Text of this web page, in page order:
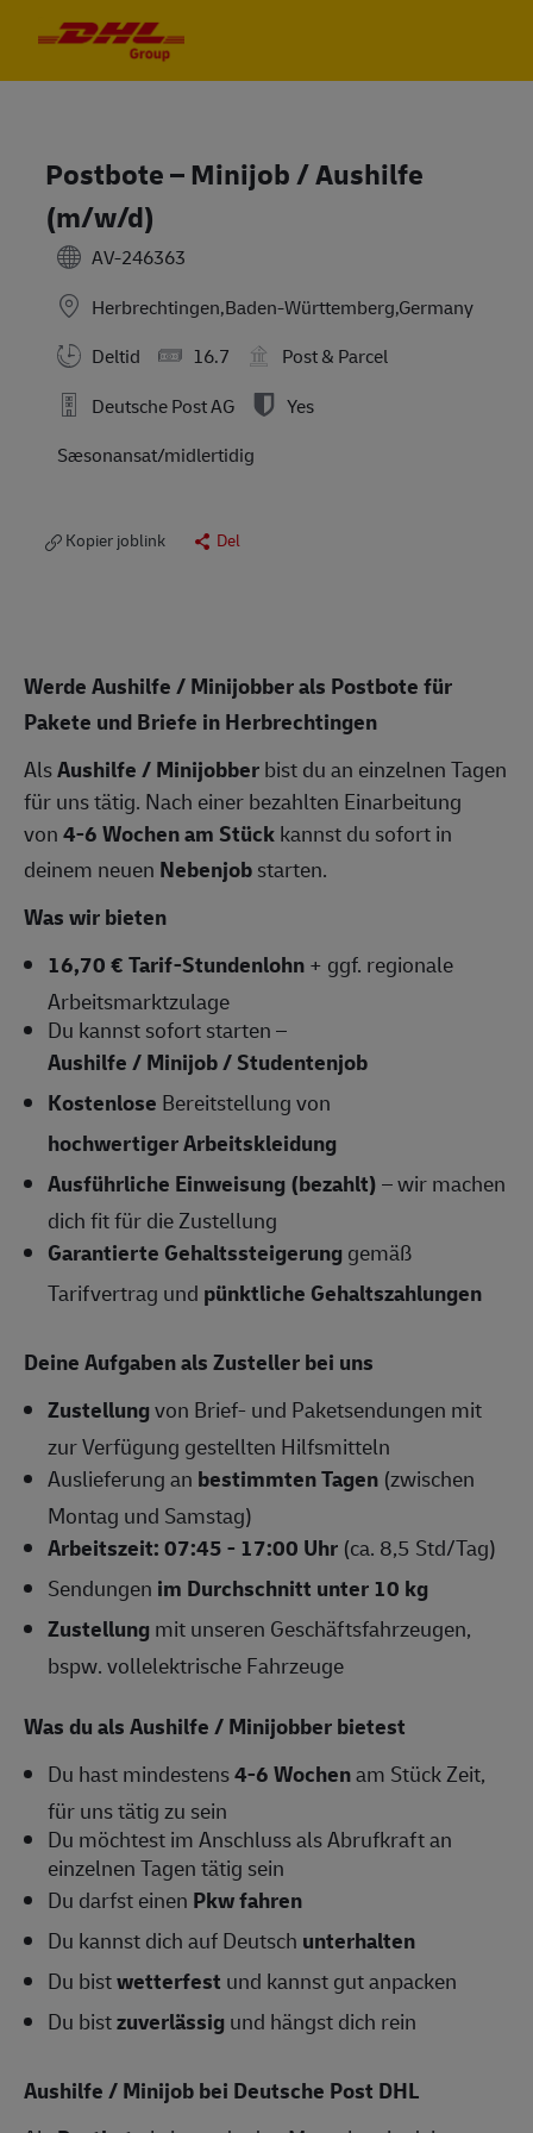
Postbote – Minijob / Aushilfe
(m/w/d)
AV-246363
Herbrechtingen,Baden-Württemberg,Germany
Deltid
16.7
Post & Parcel
Deutsche Post AG
Yes
Sæsonansat/midlertidig
Kopier joblink Del
Werde Aushilfe / Minijobber als Postbote für
Pakete und Briefe in Herbrechtingen
AlsAushilfe / Minijobberbist du an einzelnen Tagen
für uns tätig. Nach einer bezahlten Einarbeitung
von4-6 Wochen am Stückkannst du sofort in
deinem neuen Nebenjobstarten.
Was wir bieten
16,70 € Tarif-Stundenlohn+ ggf. regionale
Arbeitsmarktzulage
Du kannst sofort starten –
Aushilfe / Minijob / Studentenjob
Kostenlose Bereitstellung von
hochwertiger Arbeitskleidung
Ausführliche Einweisung (bezahlt)– wir machen
dich fit für die Zustellung
Garantierte Gehaltssteigerunggemäß
Tarifvertrag und pünktliche Gehaltszahlungen
Deine Aufgaben als Zusteller bei uns
Zustellungvon Brief- und Paketsendungen mit
zur Verfügung gestellten Hilfsmitteln
Auslieferung an bestimmten Tagen (zwischen
Montag und Samstag)
Arbeitszeit: 07:45 - 17:00 Uhr (ca. 8,5 Std/Tag)
Sendungen im Durchschnitt unter 10 kg
Zustellungmit unseren Geschäftsfahrzeugen,
bspw. vollelektrische Fahrzeuge
Was du als Aushilfe / Minijobber bietest
Du hast mindestens4-6Wochenam Stück Zeit,
für uns tätig zu sein
Du möchtest im Anschluss als Abrufkraft an
einzelnen Tagen tätig sein
Du darfst einen Pkw fahren
Du kannst dich auf Deutsch unterhalten
Du bistwetterfest und kannst gut anpacken
Du bistzuverlässigund hängst dich rein
Aushilfe / Minijob bei Deutsche Post DHL